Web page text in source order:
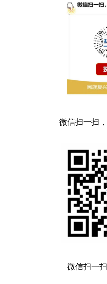
微信扫一扫
微信扫一